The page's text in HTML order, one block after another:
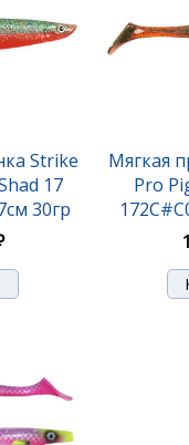
Spotted Bullhead,
6 320 ₽
Strike
17
30гр
Мягкая
Pro